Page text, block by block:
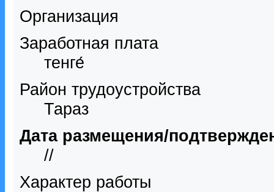
Организация
Заработная плата
тенге́
Район трудоустройства
Тараз
Дата размещения/
//
Характер работы